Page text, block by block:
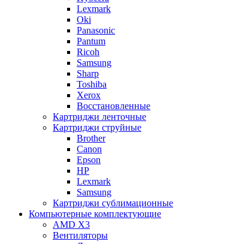
Lexmark
Oki
Panasonic
Pantum
Ricoh
Samsung
Sharp
Toshiba
Xerox
Восстановленные
Картриджи ленточные
Картриджи струйные
Brother
Canon
Epson
HP
Lexmark
Samsung
Картриджи сублимационные
Компьютерные комплектующие
AMD X3
Вентиляторы